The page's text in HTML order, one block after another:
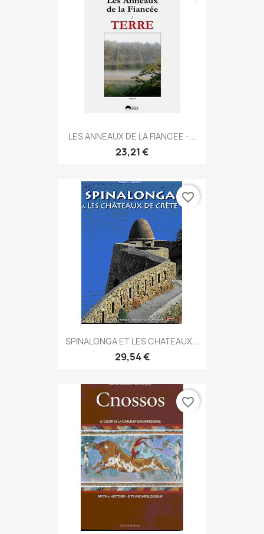
LES ANNEAUX DE LA FIANCEE -...
23,21 €
SPINALONGA ET LES CHATEAUX...
29,54 €
favorite_border
favorite_border